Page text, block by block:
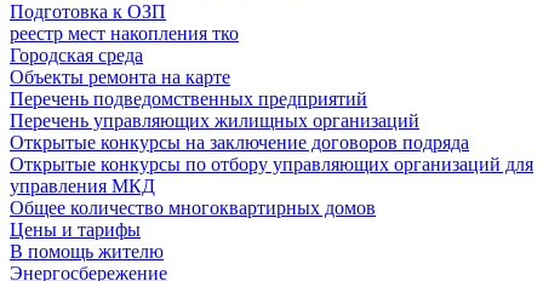
Подготовка к ОЗП
реестр мест накопления тко
Городская среда
Объекты ремонта на карте
Перечень подведомственных предприятий
Перечень управляющих жилищных организаций
Открытые конкурсы на заключение договоров подряда
Открытые конкурсы по отбору управляющих организаций для
управления МКД
Общее количество многоквартирных домов
Цены и тарифы
В помощь жителю
Энергосбережение